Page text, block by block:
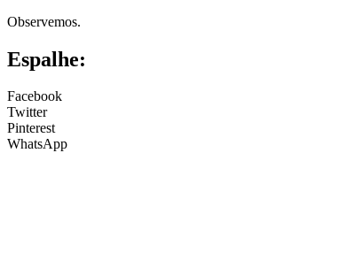
Observemos.
Espalhe:
Facebook
Twitter
Pinterest
WhatsApp